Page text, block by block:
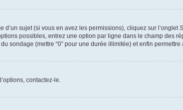
sujet (si vous en avez les permissions), cliquez sur l’onglet
possibles, entrez une option par ligne dans le champ des
sondage (mettre “0” pour une durée illimitée) et enfin
contactez-le.